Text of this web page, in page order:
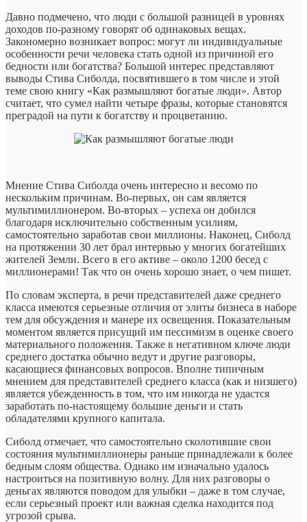
Давно подмечено, что люди с большой разницей в уровнях
доходов по-разному говорят об одинаковых вещах.
Закономерно возникает вопрос: могут ли индивидуальные
особенности речи человека стать одной из причиной его
бедности или богатства? Большой интерес представляют
выводы Стива Сиболда, посвятившего в том числе и этой
теме свою книгу «Как размышляют богатые люди». Автор
считает, что сумел найти четыре фразы, которые становятся
преградой на пути к богатству и процветанию.
Мнение Стива Сиболда очень интересно и весомо по
нескольким причинам. Во-первых, он сам является
мультимиллионером. Во-вторых – успеха он добился
благодаря исключительно собственным усилиям,
самостоятельно заработав свои миллионы. Наконец, Сиболд
на протяжении 30 лет брал интервью у многих богатейших
жителей Земли. Всего в его активе – около 1200 бесед с
миллионерами! Так что он очень хорошо знает, о чем пишет.
По словам эксперта, в речи представителей даже среднего
класса имеются серьезные отличия от элиты бизнеса в наборе
тем для обсуждения и манере их освещения. Показательным
моментом является присущий им пессимизм в оценке своего
материального положения. Также в негативном ключе люди
среднего достатка обычно ведут и другие разговоры,
касающиеся финансовых вопросов. Вполне типичным
мнением для представителей среднего класса (как и низшего)
является убежденность в том, что им никогда не удастся
заработать по-настоящему большие деньги и стать
обладателями крупного капитала.
Сиболд отмечает, что самостоятельно сколотившие свои
состояния мультимиллионеры раньше принадлежали к более
бедным слоям общества. Однако им изначально удалось
настроиться на позитивную волну. Для них разговоры о
деньгах являются поводом для улыбки – даже в том случае,
если серьезный проект или важная сделка находится под
угрозой срыва.